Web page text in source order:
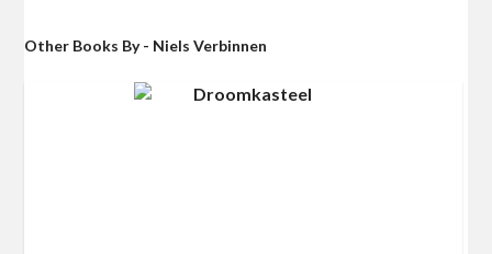
Other Books By - Niels Verbinnen